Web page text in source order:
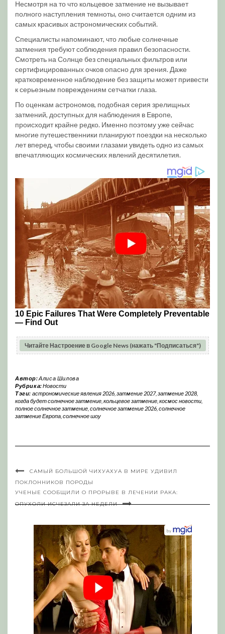
Несмотря на то что кольцевое затмение не вызывает
полного наступления темноты, оно считается одним из
самых красивых астрономических событий.
Специалисты напоминают, что любые солнечные
затмения требуют соблюдения правил безопасности.
Смотреть на Солнце без специальных фильтров или
сертифицированных очков опасно для зрения. Даже
кратковременное наблюдение без защиты может привести
к серьезным повреждениям сетчатки глаза.
По оценкам астрономов, подобная серия зрелищных
затмений, доступных для наблюдения в Европе,
происходит крайне редко. Именно поэтому уже сейчас
многие путешественники планируют поездки на несколько
лет вперед, чтобы своими глазами увидеть одно из самых
впечатляющих космических явлений десятилетия.
Читайте Настроение в Google News (нажать "Подписаться")
Автор:Алиса Шилова
Рубрика:Новости
Тэги: астрономические явления 2026, затмение 2027, затмение 2028,
когда будет солнечное затмение кольцевое затмение космос новости
полное солнечное затмение солнечное затмение 2026 солнечное
затмение Европа солнечное шоу
САМЫЙ БОЛЬШОЙ ЧИХУАХУА В МИРЕ УДИВИЛ
ПОКЛОННИКОВ ПОРОДЫ
УЧЕНЫЕ СООБЩИЛИ О ПРОРЫВЕ В ЛЕЧЕНИИ РАКА:
ОПУХОЛИ ИСЧЕЗАЛИ ЗА НЕДЕЛИ